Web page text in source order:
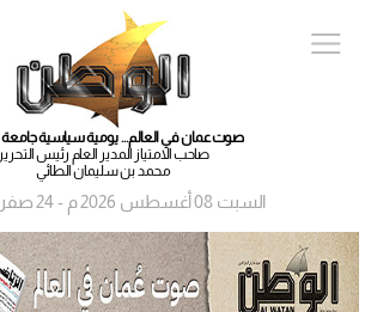
صوت عمان في العالم... يومية سياسية جامعة
صاحب الامتياز المدير العام رئيس التحرير
محمد بن سليمان الطائي
السبت 08 أغسطس 2026 م - 24 صفر 1448 هـ